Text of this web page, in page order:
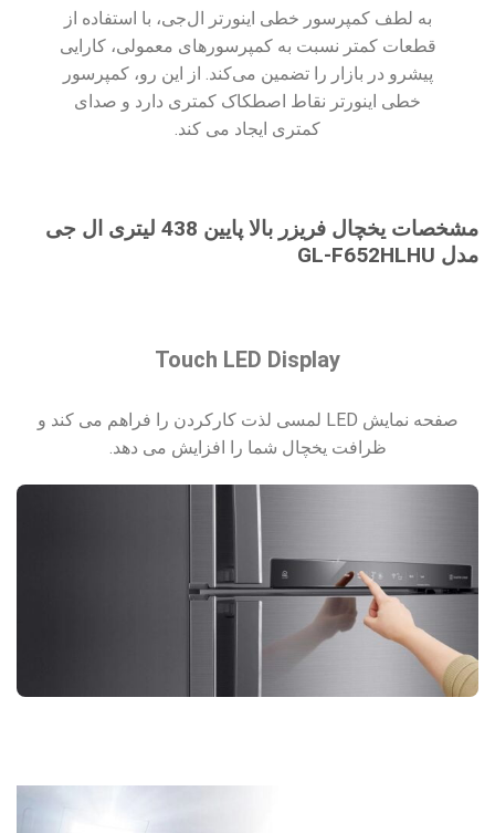
به لطف کمپرسور خطی اینورتر ال‌جی، با استفاده از
قطعات کمتر نسبت به کمپرسورهای معمولی، کارایی
پیشرو در بازار را تضمین می‌کند. از این رو، کمپرسور
خطی اینورتر نقاط اصطکاک کمتری دارد و صدای
کمتری ایجاد می کند.
مشخصات یخچال فریزر بالا پایین 438 لیتری ال جی
مدل GL-F652HLHU
Touch LED Display
صفحه نمایش LED لمسی لذت کارکردن را فراهم می کند و
ظرافت یخچال شما را افزایش می دهد.